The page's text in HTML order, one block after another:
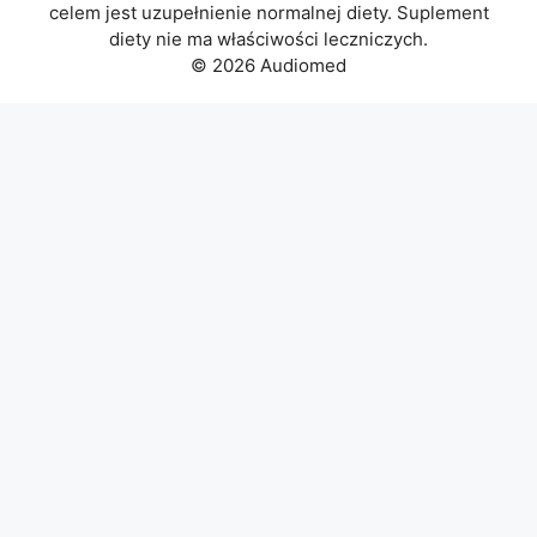
celem jest uzupełnienie normalnej diety. Suplement
diety nie ma właściwości leczniczych.
© 2026 Audiomed